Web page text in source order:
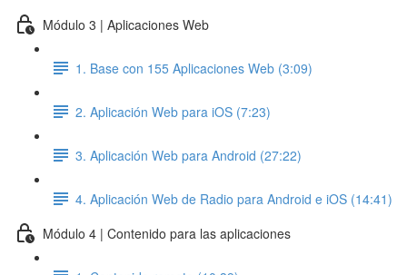
Módulo 3 | Aplicaciones Web
1. Base con 155 Aplicaciones Web (3:09)
2. Aplicación Web para iOS (7:23)
3. Aplicación Web para Android (27:22)
4. Aplicación Web de Radio para Android e iOS (14:41)
Módulo 4 | Contenido para las aplicaciones